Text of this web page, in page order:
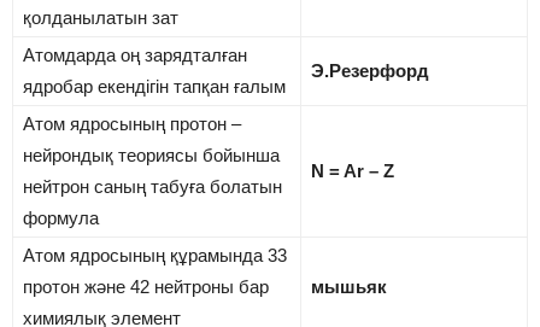
қолданылатын зат
Атомдарда оң зарядталған
ядробар екендігін тапқан ғалым
Э.Резерфорд
Атом ядросының протон –
нейрондық теориясы бойынша
нейтрон саның табуға болатын
формула
N = Ar – Z
Атом ядросының құрамында 33
протон және 42 нейтроны бар
химиялық элемент
мышьяк